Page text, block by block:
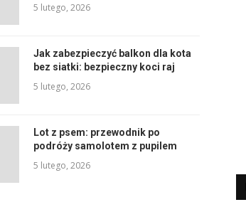
5 lutego, 2026
Jak zabezpieczyć balkon dla kota
bez siatki: bezpieczny koci raj
5 lutego, 2026
Lot z psem: przewodnik po
podróży samolotem z pupilem
5 lutego, 2026